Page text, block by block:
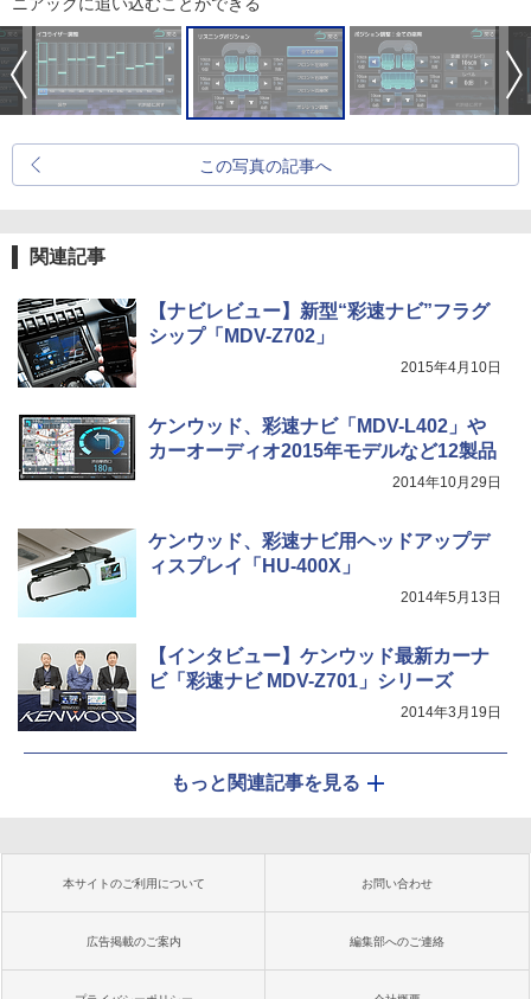
この写真の記事へ
関連記事
【ナビレビュー】新型“彩速ナビ”フラグ
シップ「MDV-Z702」
2015年4月10日
ケンウッド、彩速ナビ「MDV-L402」や
カーオーディオ2015年モデルなど12製品
2014年10月29日
ケンウッド、彩速ナビ用ヘッドアップデ
ィスプレイ「HU-400X」
2014年5月13日
【インタビュー】ケンウッド最新カーナ
ビ「彩速ナビ MDV-Z701」シリーズ
2014年3月19日
もっと関連記事を見る
本サイトのご利用について お問い合わせ
広告掲載のご案内 編集部へのご連絡